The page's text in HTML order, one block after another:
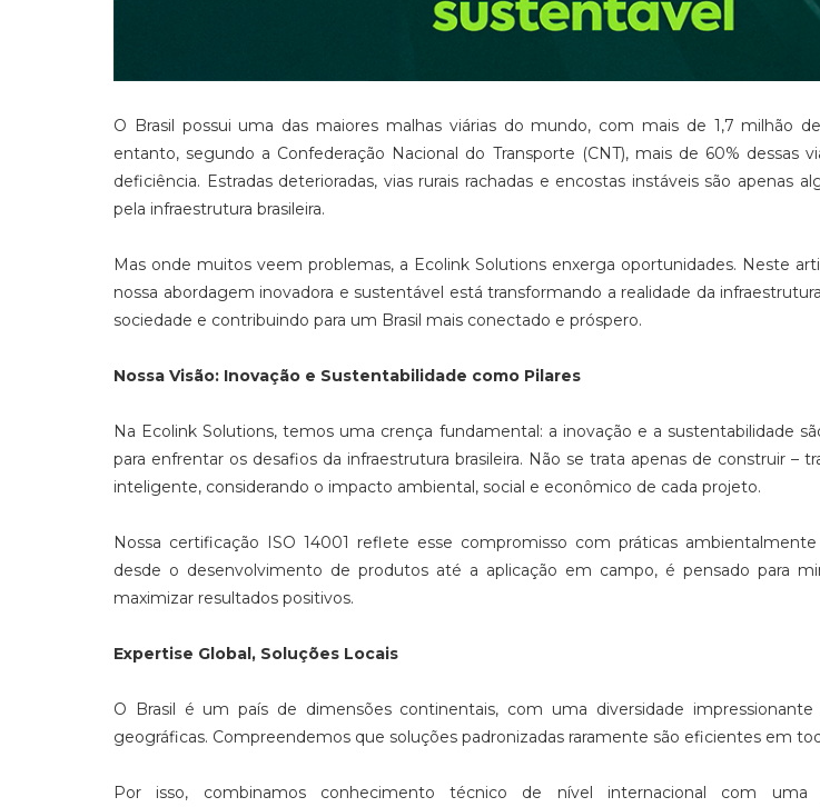
O Brasil possui uma das maiores malhas viárias do mundo, com mais de 1,7 milhão
entanto, segundo a Confederação Nacional do Transporte (CNT), mais de 60% dessas
deficiência. Estradas deterioradas, vias rurais rachadas e encostas instáveis são apenas
pela infraestrutura brasileira.
Mas onde muitos veem problemas, a Ecolink Solutions enxerga oportunidades. Neste
nossa abordagem inovadora e sustentável está transformando a realidade da
sociedade e contribuindo para um Brasil mais conectado e próspero.
Nossa Visão: Inovação e Sustentabilidade como Pilares
Na Ecolink Solutions, temos uma crença fundamental: a inovação e a sustentabilidade
para enfrentar os desafios da infraestrutura brasileira. Não se trata apenas de construir –
inteligente, considerando o impacto ambiental, social e econômico de cada projeto.
Nossa certificação ISO 14001 reflete esse compromisso com práticas ambientalmente
desde o desenvolvimento de produtos até a aplicação em campo, é pensado para
maximizar resultados positivos.
Expertise Global, Soluções Locais
O Brasil é um país de dimensões continentais, com uma diversidade
geográficas. Compreendemos que soluções padronizadas raramente são eficientes em
Por isso, combinamos conhecimento técnico de nível internacional com uma